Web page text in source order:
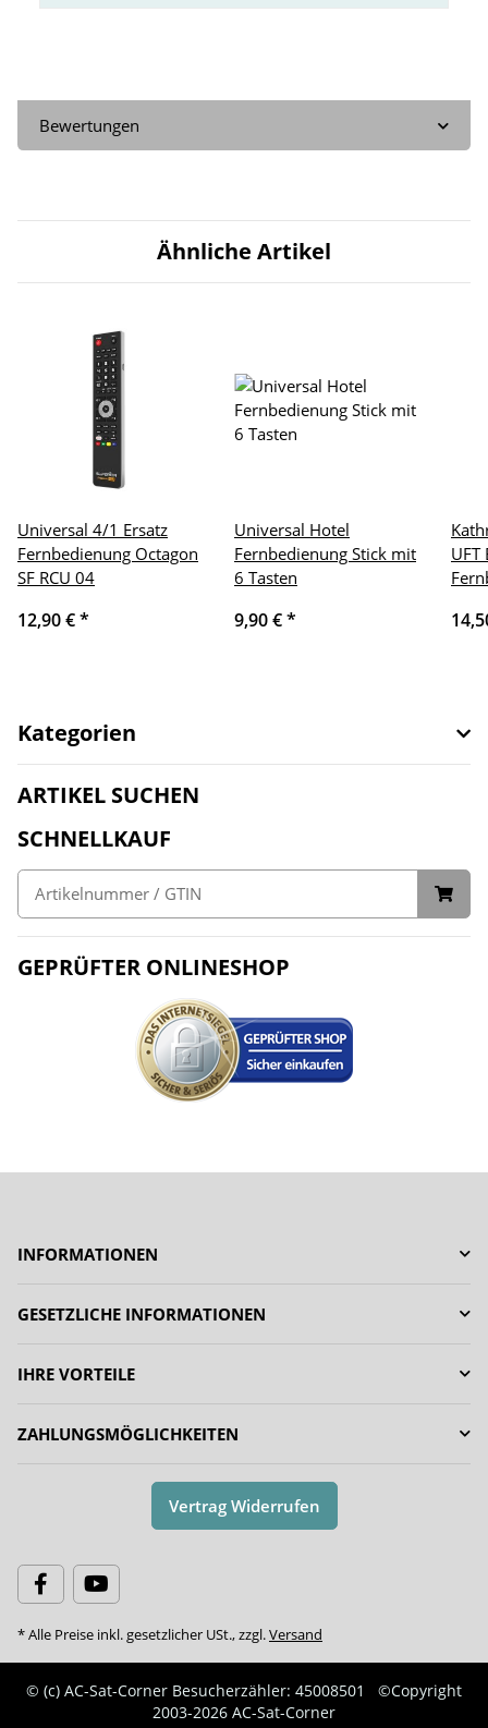
Bewertungen
Ähnliche Artikel
Universal 4/1 Ersatz
Fernbedienung Octagon
SF RCU 04
12,90 €*
Universal Hotel
Fernbedienung Stick mit
6 Tasten
9,90 €*
UFT
Kategorien
ARTIKEL SUCHEN
SCHNELLKAUF
GEPRÜFTER ONLINESHOP
INFORMATIONEN
GESETZLICHE INFORMATIONEN
IHRE VORTEILE
ZAHLUNGSMÖGLICHKEITEN
Vertrag Widerrufen
* Alle Preise inkl. gesetzlicher USt., zzgl.Versand
© (c) AC-Sat-Corner Besucherzähler: 45008501
©Copyright
2003-2026 AC-Sat-Corner